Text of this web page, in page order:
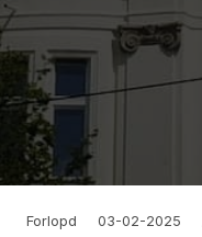
Forlopd 03-02-2025